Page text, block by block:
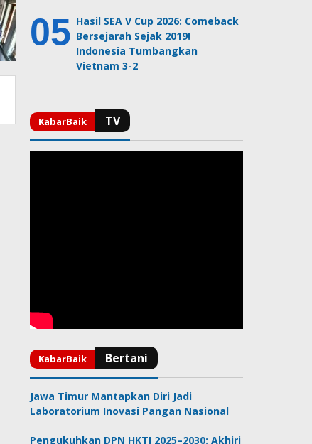
Hasil SEA V Cup 2026: Comeback
Bersejarah Sejak 2019!
Indonesia Tumbangkan
Vietnam 3-2
Jawa Timur Mantapkan Diri Jadi
Laboratorium Inovasi Pangan Nasional
Pengukuhkan DPN HKTI 2025–2030: Akhiri